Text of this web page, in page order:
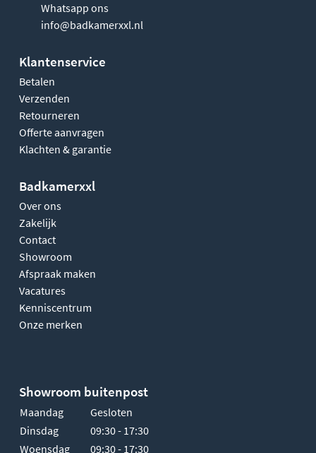
Whatsapp ons
info@badkamerxxl.nl
Klantenservice
Betalen
Verzenden
Retourneren
Offerte aanvragen
Klachten & garantie
Badkamerxxl
Over ons
Zakelijk
Contact
Showroom
Afspraak maken
Vacatures
Kenniscentrum
Onze merken
Showroom buitenpost
Maandag
Gesloten
Dinsdag
09:30 - 17:30
Woensdag
09:30 - 17:30